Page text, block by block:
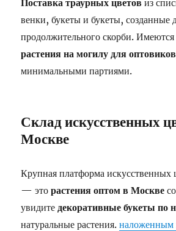
Поставка траурных цветов из
венки, букеты и букеты, созданные
продолжительного скорби.
растения на могилу для оптовиков
минимальными партиями.
Склад искусственных
Москве
Крупная платформа искусственных
— эторастения оптом в Москве
увидитедекоративные букеты по
натуральные растения.наложенным